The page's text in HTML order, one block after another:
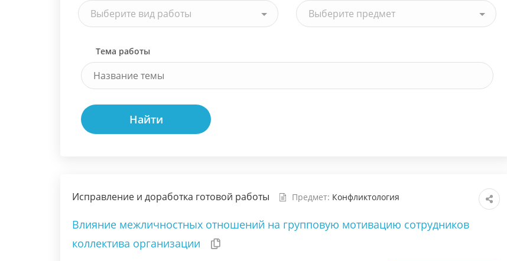
Выберите вид работы Выберите предмет
Тема работы
Найти
Исправление и доработка готовой работы Предмет: Конфликтология
Влияние межличностных отношений на групповую мотивацию сотрудников
коллектива организации